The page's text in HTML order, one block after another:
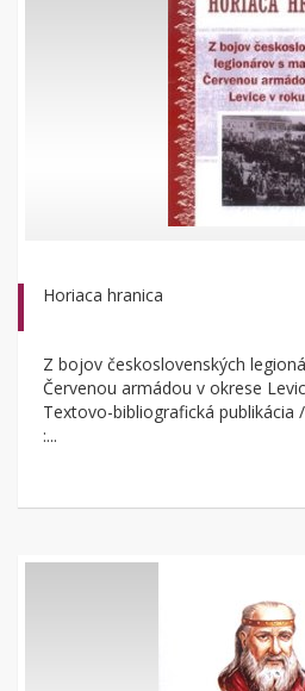
Horiaca hranica
Z bojov československých
Červenou armádou v okrese
Textovo-bibliografická publikácia
:...